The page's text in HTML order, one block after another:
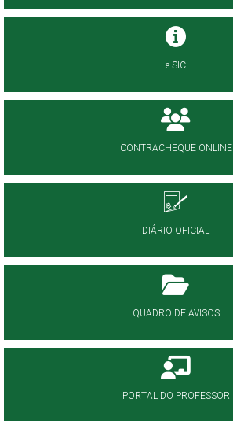
e-SIC
CONTRACHEQUE ONLINE
DIÁRIO OFICIAL
QUADRO DE AVISOS
PORTAL DO PROFESSOR